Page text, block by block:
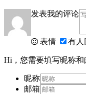
发表我的评论
表情 有人
Hi，您需要填写昵称和
昵称
邮箱